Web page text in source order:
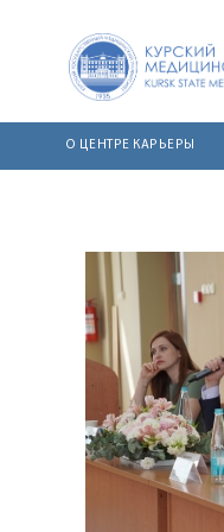
О ЦЕНТРЕ КАРЬЕРЫ
План работы
Новости и
мероприятия
Результаты
исследований
Благодарственные
письма
Контакты